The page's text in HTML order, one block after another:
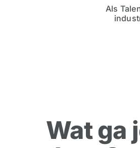
Als
Wat ga